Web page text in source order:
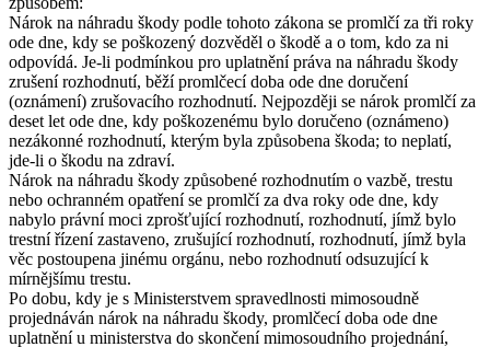
Nárok na náhradu škody podle tohoto zákona se promlčí za tři roky
ode dne, kdy se poškozený dozvěděl o škodě a o tom, kdo za ni
odpovídá. Je-li podmínkou pro uplatnění práva na náhradu škody
zrušení rozhodnutí, běží promlčecí doba ode dne doručení
(oznámení) zrušovacího rozhodnutí. Nejpozději se nárok promlčí za
deset let ode dne, kdy poškozenému bylo doručeno (oznámeno)
nezákonné rozhodnutí, kterým byla způsobena škoda; to neplatí,
jde-li o škodu na zdraví.
Nárok na náhradu škody způsobené rozhodnutím o vazbě, trestu
nebo ochranném opatření se promlčí za dva roky ode dne, kdy
nabylo právní moci zprošťující rozhodnutí, rozhodnutí, jímž bylo
trestní řízení zastaveno, zrušující rozhodnutí, rozhodnutí, jímž byla
věc postoupena jinému orgánu, nebo rozhodnutí odsuzující k
mírnějšímu trestu.
Po dobu, kdy je s Ministerstvem spravedlnosti mimosoudně
projednáván nárok na náhradu škody, promlčecí doba ode dne
uplatnění u ministerstva do skončení mimosoudního projednání,